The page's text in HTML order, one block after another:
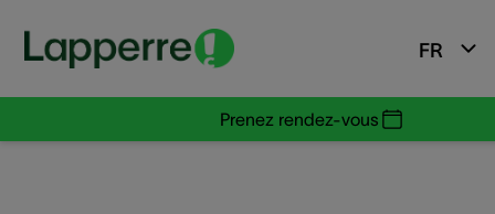
FR
Prenez rendez-vous